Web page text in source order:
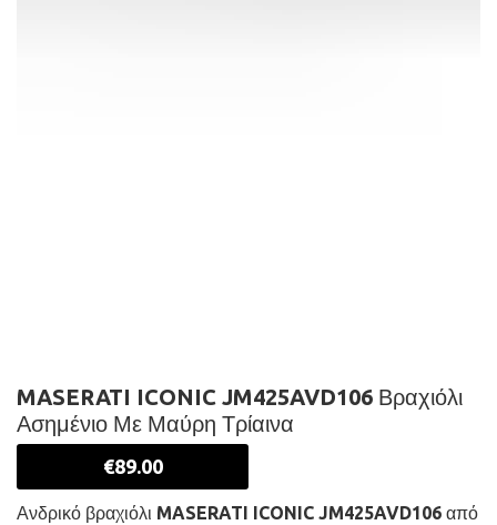
MASERATI ICONIC JM425AVD106 Βραχιόλι
Ασημένιο Με Μαύρη Τρίαινα
€89.00
Ανδρικό βραχιόλι MASERATI ICONIC JM425AVD106 από